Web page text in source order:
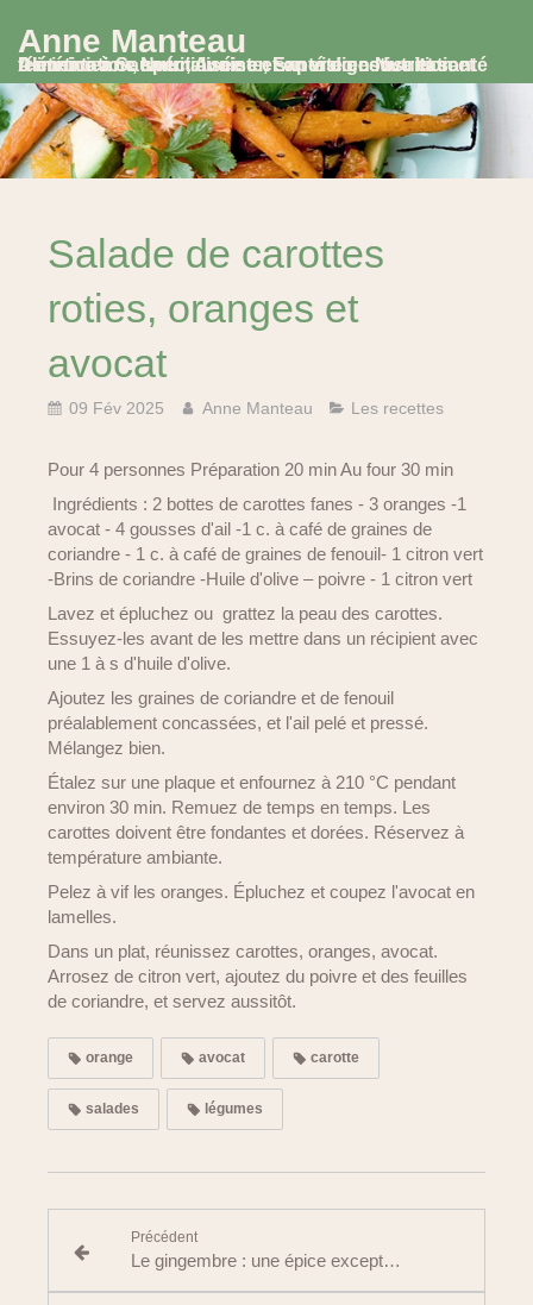
Anne Manteau
Diététicienne Nutritionniste, Experte en Nutrition et Alimentation, spécialisée en santé digestive et santé féminine à Saumur, Avoine et en visio consultation
Salade de carottes
roties, oranges et
avocat
09 Fév 2025 Anne Manteau Les recettes
Pour 4 personnes Préparation 20 min Au four 30 min
Ingrédients : 2 bottes de carottes fanes - 3 oranges -1
avocat - 4 gousses d'ail -1 c. à café de graines de
coriandre - 1 c. à café de graines de fenouil- 1 citron vert
-Brins de coriandre -Huile d'olive – poivre - 1 citron vert
Lavez et épluchez ou grattez la peau des carottes.
Essuyez-les avant de les mettre dans un récipient avec
une 1 à s d'huile d'olive.
Ajoutez les graines de coriandre et de fenouil
préalablement concassées, et l'ail pelé et pressé.
Mélangez bien.
Étalez sur une plaque et enfournez à 210 °C pendant
environ 30 min. Remuez de temps en temps. Les
carottes doivent être fondantes et dorées. Réservez à
température ambiante.
Pelez à vif les oranges. Épluchez et coupez l'avocat en
lamelles.
Dans un plat, réunissez carottes, oranges, avocat.
Arrosez de citron vert, ajoutez du poivre et des feuilles
de coriandre, et servez aussitôt.
orange avocat carotte
salades légumes
Précédent
Le gingembre : une épice exceptionnelle